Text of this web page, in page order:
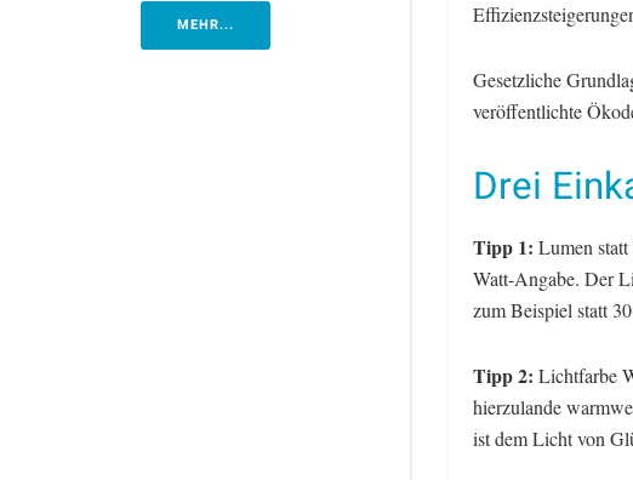
MEHR...
Gesetzliche
veröffentlichte
Drei
Tipp 1: Lumen
Watt-Angabe. Der
zum Beispiel statt
Tipp 2: Lichtfarbe
hierzulande
ist dem Licht von